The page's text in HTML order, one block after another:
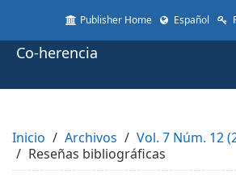
to
page
Main
Content
Sidebar
Publisher Home Español
Co-herencia
Inicio Archivos
Vol. 7 Núm. 12
Reseñas bibliográficas